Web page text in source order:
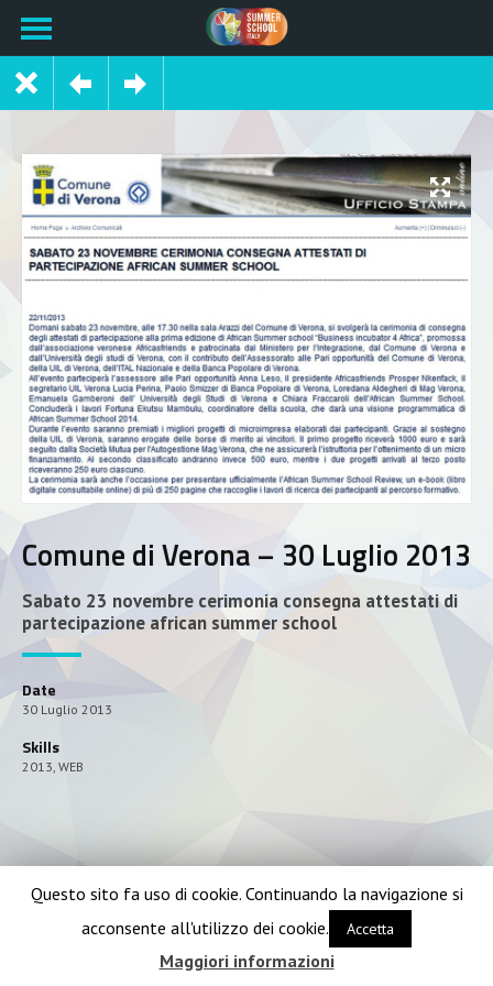
Comune di Verona – 30 Luglio 2013
Sabato 23 novembre cerimonia consegna attestati di
partecipazione african summer school
Date
30 Luglio 2013
Skills
2013, WEB
Questo sito fa uso di cookie. Continuando la navigazione si
acconsente all'utilizzo dei cookie.
Accetta
Maggiori informazioni